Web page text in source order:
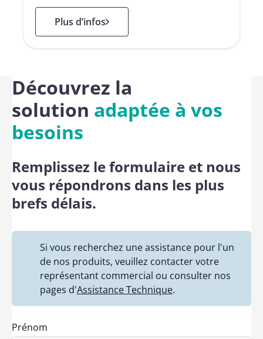
Plus d’infos
: Immobilier
Découvrez la
solution adaptée à vos
besoins
Remplissez le formulaire et nous
vous répondrons dans les plus
brefs délais.
Si vous recherchez une assistance pour l'un
de nos produits, veuillez contacter votre
représentant commercial ou consulter nos
pages d'Assistance Technique.
Prénom